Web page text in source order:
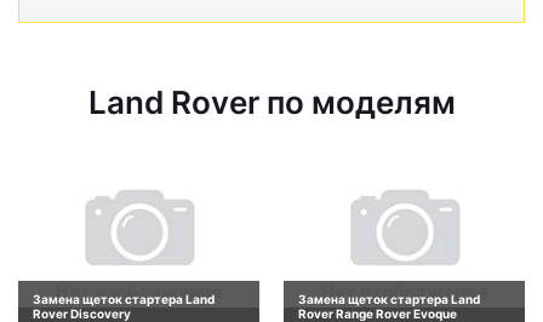
Land Rover по моделям
Замена щеток стартера Land
Rover Discovery
Замена щеток стартера Land
Rover Range Rover Evoque